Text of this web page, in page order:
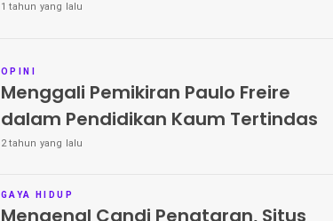
1 tahun yang lalu
OPINI
Menggali Pemikiran Paulo Freire
dalam Pendidikan Kaum Tertindas
2 tahun yang lalu
GAYA HIDUP
Mengenal Candi Penataran, Situs